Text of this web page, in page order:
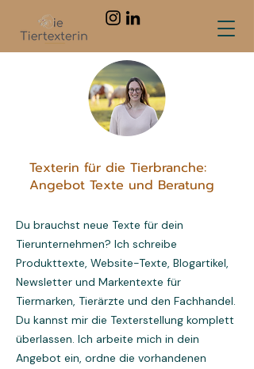
Texterin für die Tierbranche:
Angebot Texte und Beratung
Du brauchst neue Texte für dein
Tierunternehmen? Ich schreibe
Produkttexte, Website-Texte, Blogartikel,
Newsletter und Markentexte für
Tiermarken, Tierärzte und den Fachhandel.
Du kannst mir die Texterstellung komplett
überlassen. Ich arbeite mich in dein
Angebot ein, ordne die vorhandenen